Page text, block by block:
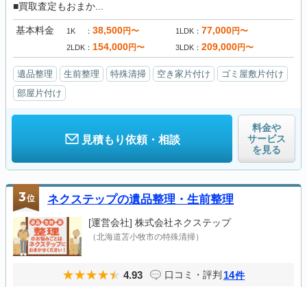
■買取査定もおまか...
基本料金 1K 38,500円〜 1LDK 77,000円〜
2LDK 154,000円〜 3LDK 209,000円〜
遺品整理 生前整理 特殊清掃 空き家片付け
ゴミ屋敷片付け
部屋片付け
見積もり依頼・相談
料金や
サービス
を見る
3位 ネクステップの遺品整理・生前整理
[運営会社] 株式会社ネクステップ
（北海道苫小牧市の特殊清掃）
4.93 口コミ・評判 14件